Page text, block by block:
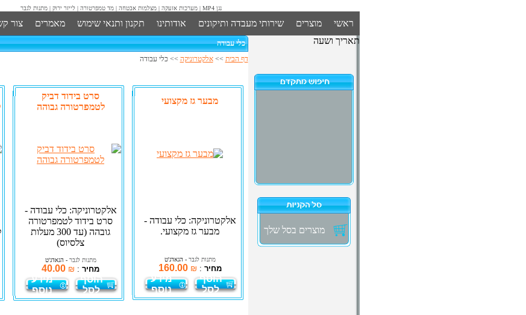
נגן MP4 | מערכות אזעקה | מצלמות אבטחה | מד טמפרטורה | לייזר ירוק | מתנות לגבר
ראשי מוצרים שירותי מעבדה ותיקונים אודותינו תקנון ותנאי שימוש מאמרים
צור
תאריך ושעה
מוצרים בסל שלך
כלי עבודה
דף הבית >>אלקטרוניקה >> כלי עבודה
מבער גז מקצועי
אלקטרוניקה: כלי עבודה -
מבער גז מקצועי.
מתנות לגבר - הגאדג'ט
מחיר :
₪
160.00
הוסף
לסל
מידע
נוסף
סרט בידוד דביק
לטמפרטורה גבוהה
אלקטרוניקה: כלי עבודה -
סרט בידוד לטמפרטורה
גובהה (עד 300 מעלות
צלסיוס)
מתנות לגבר - הגאדג'ט
מחיר :
₪
40.00
הוסף
לסל
מידע
נוסף